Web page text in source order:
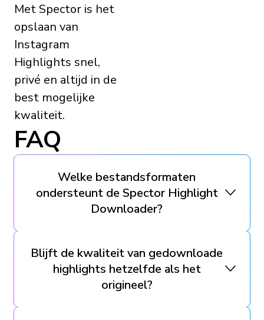
Met Spector is het
opslaan van
Instagram
Highlights snel,
privé en altijd in de
best mogelijke
kwaliteit.
FAQ
Welke bestandsformaten
ondersteunt de Spector Highlight
Downloader?
Blijft de kwaliteit van gedownloade
highlights hetzelfde als het
origineel?